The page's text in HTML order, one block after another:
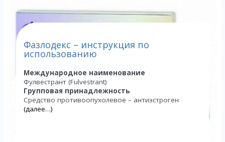
Фазлодекс – инструкция по
использованию
Международное наименование
Фулвестрант (Fulvestrant)
Групповая принадлежность
Средство противоопухолевое – антиэстроген
(далее…)